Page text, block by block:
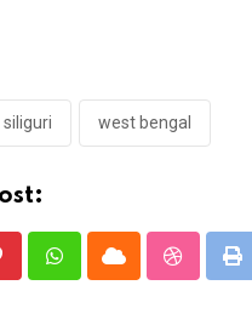
siliguri west bengal
PinterestWhatsappCloud